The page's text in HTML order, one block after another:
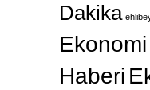
Dakika
Ekonomi
Haberi